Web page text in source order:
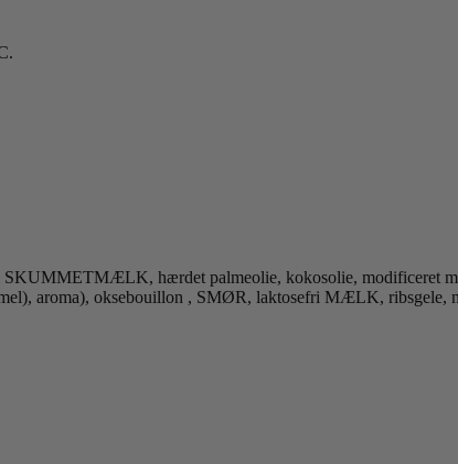
hærdet palmeolie, kokosolie, modificeret
aroma), oksebouillon , SMØR, laktosefri MÆLK, ribsgele,